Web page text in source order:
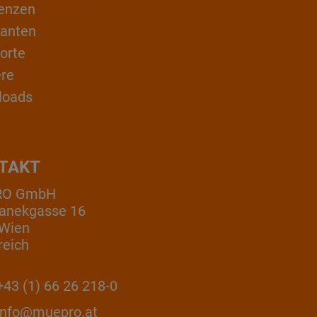
GmbH
16
(1) 66 26 218-0